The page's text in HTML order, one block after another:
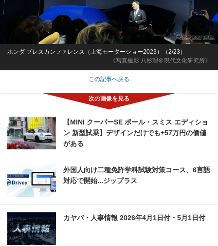
《写真撮影 八杉理＠現代文化研究所》
ホンダ プレスカンファレンス（上海モーターショー2023）（2/23）
この記事へ戻る
【MINI クーパーSE ポール・スミス エディショ
ン 新型試乗】デザインだけでも+57万円の価値
がある
外国人向け二種免許学科試験対策コース、6言語
対応で開始...ジップラス
カヤバ・人事情報 2026年4月1日付・5月1日付